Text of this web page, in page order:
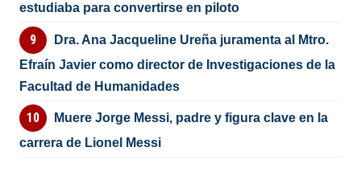
estudiaba para convertirse en piloto
Dra. Ana Jacqueline Ureña juramenta al Mtro.
Efraín Javier como director de Investigaciones de la
Facultad de Humanidades
Muere Jorge Messi, padre y figura clave en la
carrera de Lionel Messi